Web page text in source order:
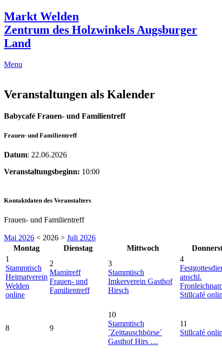
Markt Welden
Zentrum des Holzwinkels Augsburger
Land
Menu
Veranstaltungen als Kalender
Babycafé Frauen- und Familientreff
Frauen- und Familientreff
Datum: 22.06.2026
Veranstaltungsbeginn: 10:00
Kontaktdaten des Veranstalters
Frauen- und Familientreff
Mai 2026 < 2026 > Juli 2026
Montag
Dienstag Mittwoch
1
Stammtisch
Heimatverein
Welden
online
2
Mamitreff
Frauen- und
Familientreff
3
Stammtisch
Imkerverein Gasthof
Hirsch
4
anschl.
Stillcafé
8 9
10
Stammtisch
´Zeittauschbörse´
Gasthof Hirs …
11
Stillcafé